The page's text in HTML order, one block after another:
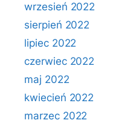
wrzesień 2022
sierpień 2022
lipiec 2022
czerwiec 2022
maj 2022
kwiecień 2022
marzec 2022